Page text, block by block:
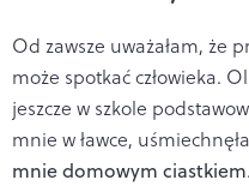
Od zawsze uważałam, że
może spotkać człowieka.
jeszcze w szkole
mnie w ławce,
mnie domowym ciastkiem